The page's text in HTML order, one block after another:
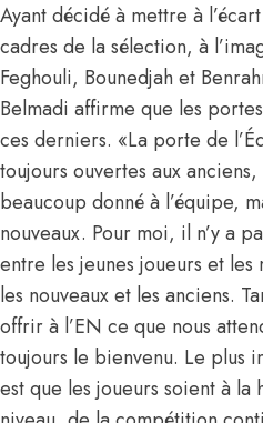
Ayant décidé à mettre à
cadres de la sélection, à
Feghouli, Bounedjah et
Belmadi affirme que les
ces derniers. «La porte de
toujours ouvertes aux
beaucoup donné à l’équipe,
nouveaux. Pour moi, il n’y a
entre les jeunes joueurs et les
les nouveaux et les anciens.
offrir à l’EN ce que nous
toujours le bienvenu. Le plus
est que les joueurs soient à la